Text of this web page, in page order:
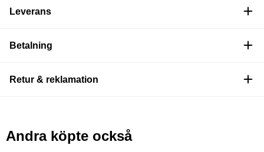
Leverans
Betalning
Retur & reklamation
Andra köpte också